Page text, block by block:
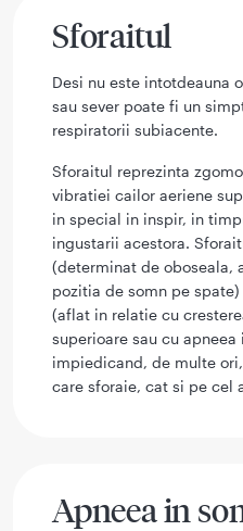
Sforaitul
Desi nu este intotdeauna
sau sever poate fi un
respiratorii subiacente.
Sforaitul reprezinta
vibratiei cailor aeriene
in special in inspir, in
ingustarii acestora.
(determinat de oboseala,
pozitia de somn pe
(aflat in relatie cu
superioare sau cu
impiedicand, de multe
care sforaie, cat si pe cel
Apneea in